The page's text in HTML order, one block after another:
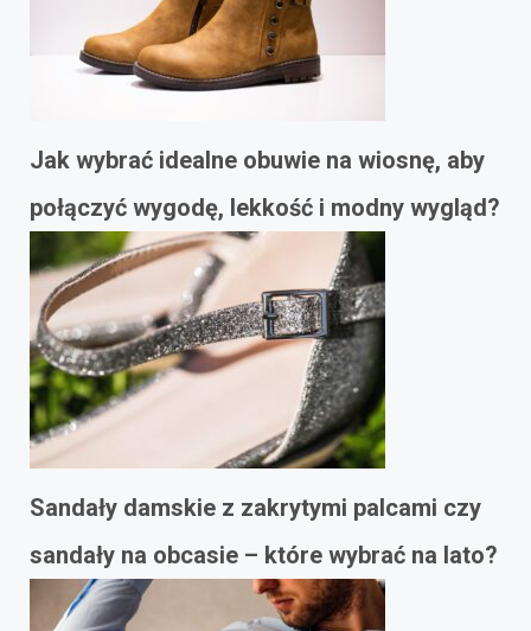
Jak wybrać idealne obuwie na wiosnę, aby
połączyć wygodę, lekkość i modny wygląd?
Sandały damskie z zakrytymi palcami czy
sandały na obcasie – które wybrać na lato?